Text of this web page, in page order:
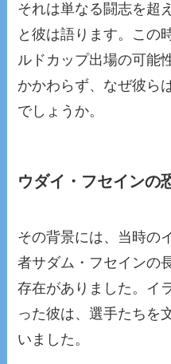
それは単なる闘志を超
と彼は語ります。この
ルドカップ出場の可能
かかわらず、なぜ彼ら
でしょうか。
ウダイ・フセインの
その背景には、当時の
者サダム・フセインの
存在がありました。イ
った彼は、選手たちを
いました。